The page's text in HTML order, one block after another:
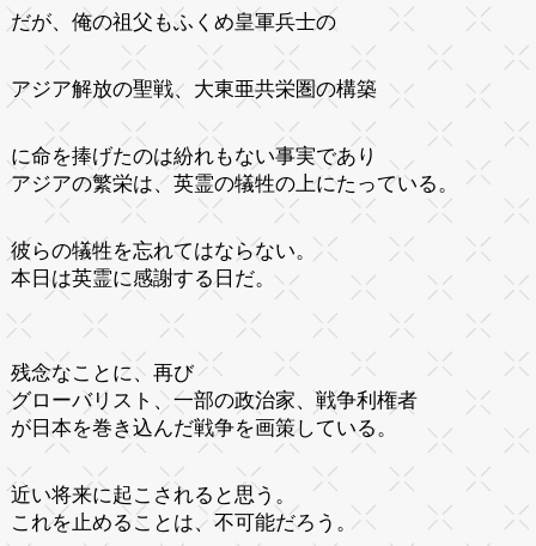
だが、俺の祖父もふくめ皇軍兵士の
アジア解放の聖戦、大東亜共栄圏の構築
に命を捧げたのは紛れもない事実であり
アジアの繁栄は、英霊の犠牲の上にたっている。
彼らの犠牲を忘れてはならない。
本日は英霊に感謝する日だ。
残念なことに、再び
グローバリスト、一部の政治家、戦争利権者
が日本を巻き込んだ戦争を画策している。
近い将来に起こされると思う。
これを止めることは、不可能だろう。